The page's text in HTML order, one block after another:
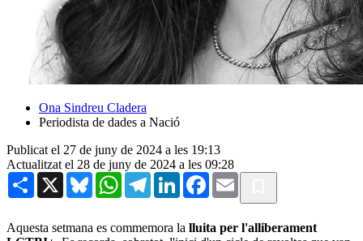
Ona Sindreu Cladera
Periodista de dades a Nació
Publicat el 27 de juny de 2024 a les 19:13
Actualitzat el 28 de juny de 2024 a les 09:28
Share X BlueskyWhatsAppTelegramLinkedInFacebook
Email
Aquesta setmana es commemora la lluita per l'alliberament